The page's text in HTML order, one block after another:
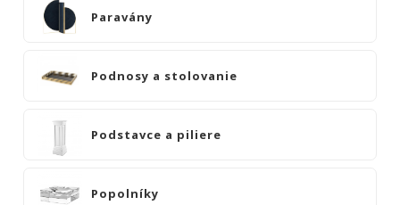
CÔTE
NOIRE
CONCORDE
VZORKOVNÍK
Paravány
Podnosy a stolovanie
Podstavce a piliere
Popolníky